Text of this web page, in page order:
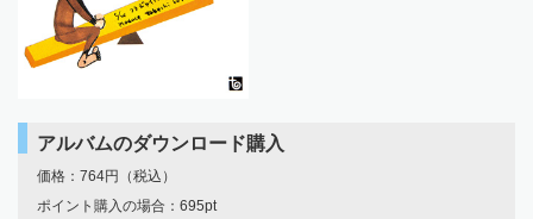
アルバムのダウンロード購入
価格：764円（税込）
ポイント購入の場合：695pt